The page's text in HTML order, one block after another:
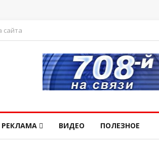
сайта
РЕКЛАМА ВИДЕО ПОЛЕЗНОЕ